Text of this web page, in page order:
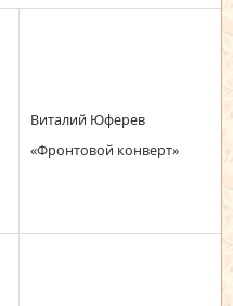
Виталий Юферев
«Фронтовой конверт»